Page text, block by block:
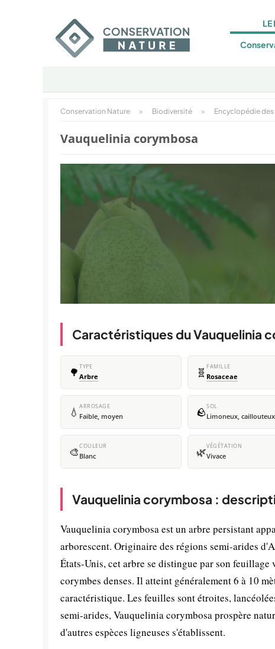
LE
Conservation Nature > Biodiversité > Encyclopédie
Vauquelinia corymbosa
Caractéristiques du Vauquelinia
🌳 TYPE
Arbre 🧬 FAMILLE
Rosaceae
💧 ARROSAGE
Faible, moyen 🪨SOL
Limoneux, caillouteux
🎨COULEUR
Blanc 🌿VÉGÉTATION
Vivace
Vauquelinia corymbosa :
Vauquelinia corymbosa est un arbre persistant
arborescent. Originaire des régions semi-arides
États-Unis, cet arbre se distingue par son
corymbes denses. Il atteint généralement 6 à 10
caractéristique. Les feuilles sont étroites,
semi-arides, Vauquelinia corymbosa prospère
d'autres espèces ligneuses s'établissent.